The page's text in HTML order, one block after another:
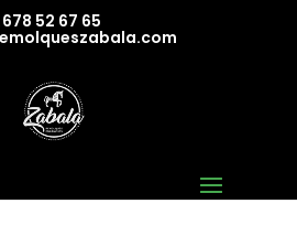
678 52 67 65